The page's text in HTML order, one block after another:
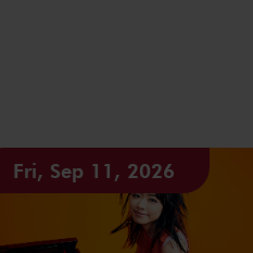
Fri, Sep 11, 2026